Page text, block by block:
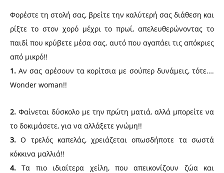
Φορέστε τη στολή σας, βρείτε την καλύτερή σας διάθεση και
ρίξτε το στον χορό μέχρι το πρωί, απελευθερώνοντας το
παιδί που κρύβετε μέσα σας, αυτό που αγαπάει τις απόκριες
από μικρό!!
1. Αν σας αρέσουν τα κορίτσια με σούπερ δυνάμεις, τότε….
Wonder woman!!
2. Φαίνεται δύσκολο με την πρώτη ματιά, αλλά μπορείτε να
το δοκιμάσετε, για να αλλάξετε γνώμη!!
3. Ο τρελός καπελάς, χρειάζεται οπωσδήποτε τα σωστά
κόκκινα μαλλιά!!
4.Τα πιο ιδιαίτερα χείλη, που απεικονίζουν ζώα και